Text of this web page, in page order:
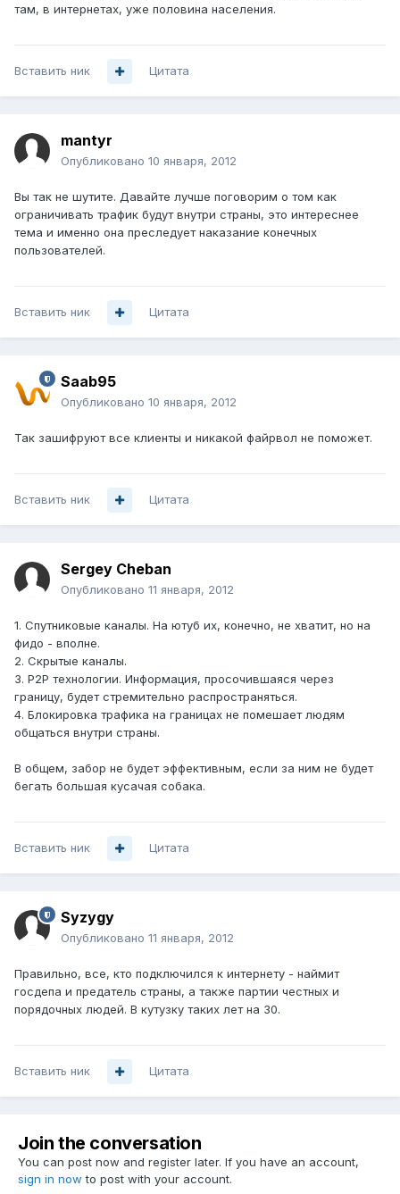
там, в интернетах, уже половина населения.
Вставить ник Цитата
mantyr
Опубликовано 10 января, 2012
Вы так не шутите. Давайте лучше поговорим о том как
ограничивать трафик будут внутри страны, это интереснее
тема и именно она преследует наказание конечных
пользователей.
Вставить ник Цитата
Saab95
Опубликовано 10 января, 2012
Так зашифруют все клиенты и никакой файрвол не поможет.
Вставить ник Цитата
Sergey Cheban
Опубликовано 11 января, 2012
1. Спутниковые каналы. На ютуб их, конечно, не хватит, но на
фидо - вполне.
2. Скрытые каналы.
3. P2P технологии. Информация, просочившаяся через
границу, будет стремительно распространяться.
4. Блокировка трафика на границах не помешает людям
общаться внутри страны.
В общем, забор не будет эффективным, если за ним не будет
бегать большая кусачая собака.
Вставить ник Цитата
Syzygy
Опубликовано 11 января, 2012
Правильно, все, кто подключился к интернету - наймит
госдепа и предатель страны, а также партии честных и
порядочных людей. В кутузку таких лет на 30.
Вставить ник Цитата
Join the conversation
You can post now and register later. If you have an account,
sign in now to post with your account.